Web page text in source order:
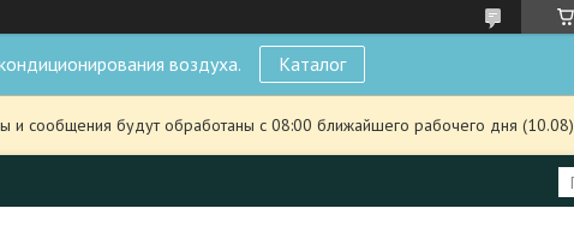
воздуха. Каталог
и сообщения будут обработаны с 08:00 ближайшего рабочего дня (10.08)